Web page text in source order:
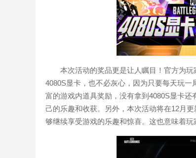
本次活动的奖品更是让人瞩目！官方为
4080S显卡，也不必灰心，因为只要每天玩
富的游戏内道具奖励，没有拿到4080S显卡
己的乐趣和收获。另外，本次活动将在12月
够继续享受游戏的乐趣和惊喜。这也意味着